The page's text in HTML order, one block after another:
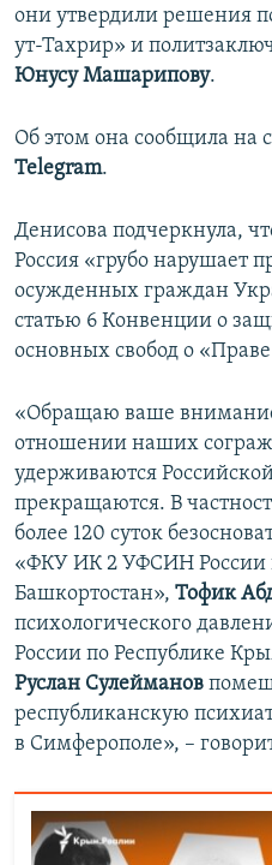
они утвердили решения
ут-Тахрир» и
Юнусу Машарипову.
Об этом она сообщила на
Telegram.
Денисова подчеркнула,
Россия «грубо нарушает
осужденных граждан
статью 6 Конвенции о
основных свобод о
«Обращаю ваше
отношении наших
удерживаются
прекращаются. В
более 120 суток
«ФКУ ИК 2 УФСИН России
Башкортостан», Тофик
психологического
России по Республике
Руслан Сулейманов
республиканскую
в Симферополе», –